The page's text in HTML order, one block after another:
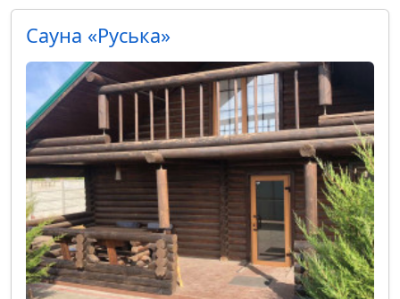
Сауна «Руська»